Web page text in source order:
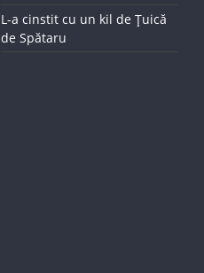
L-a cinstit cu un kil de Țuică
de Spătaru